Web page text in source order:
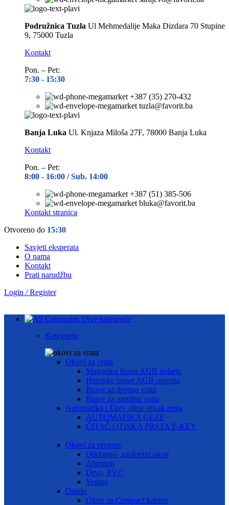
Podružnica Tuzla Ul Mehmedalije Maka Dizdara 70 Stupine
9, 75000 Tuzla
Kontakt
Pon. – Pet:
7:30 - 15:30
+387 (35) 270-432
tuzla@favorit.ba
Banja Luka Ul. Knjaza Miloša 27F, 78000 Banja Luka
Kontakt
Pon. – Pet:
8:00 - 16:00 / Sub. 14:00
+387 (51) 385-506
bluka@favorit.ba
Kontakt stranica
Otvoreno do 15:30
Savjeti eksperata
O nama
Kontakt
Prati narudžbu
Login / Register
Sve kategorije
Kategorije
Okovi za vrata
Magnetna brava AGB polaris
Hotelske brave AGB oprema
Brave za drvena vrata
Brave za metalna vrata
Automatika i Ekey dline otisak prsta
AUTOMATIKA GEZE
ČITAČ OTISKA PRSTA E-KEY
Okovi za prozore
Otklopno- zaokretni okov
Aluminij
Drvo, PVC
Ventus
Ostalo
Okov za Compact kabine